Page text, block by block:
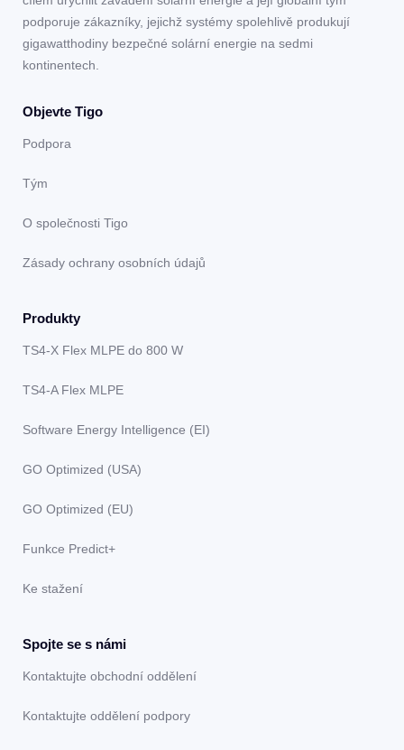
podporuje zákazníky, jejichž systémy spolehlivě produkují
gigawatthodiny bezpečné solární energie na sedmi
kontinentech.
Objevte Tigo
Podpora
Tým
O společnosti Tigo
Zásady ochrany osobních údajů
Produkty
TS4-X Flex MLPE do 800 W
TS4-A Flex MLPE
Software Energy Intelligence (EI)
GO Optimized (USA)
GO Optimized (EU)
Funkce Predict+
Ke stažení
Spojte se s námi
Kontaktujte obchodní oddělení
Kontaktujte oddělení podpory